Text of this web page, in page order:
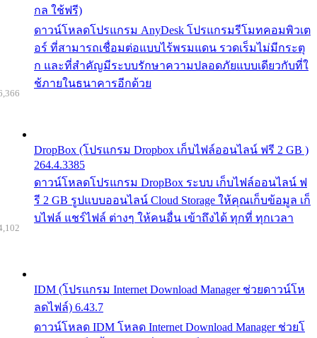
กล ใช้ฟรี)
ดาวน์โหลดโปรแกรม AnyDesk โปรแกรมรีโมทคอมพิวเต
อร์ ที่สามารถเชื่อมต่อแบบไร้พรมแดน รวดเร็มไม่มีกระตุ
ก และที่สำคัญมีระบบรักษาความปลอดภัยแบบเดียวกับที่ใ
ช้ภายในธนาคารอีกด้วย
DropBox (โปรแกรม Dropbox เก็บไฟล์ออนไลน์ ฟรี 2 GB )
264.4.3385
ดาวน์โหลดโปรแกรม DropBox ระบบ เก็บไฟล์ออนไลน์ ฟ
รี 2 GB รูปแบบออนไลน์ Cloud Storage ให้คุณเก็บข้อมูล เก็
บไฟล์ แชร์ไฟล์ ต่างๆ ให้คนอื่น เข้าถึงได้ ทุกที่ ทุกเวลา
IDM (โปรแกรม Internet Download Manager ช่วยดาวน์โห
ลดไฟล์) 6.43.7
ดาวน์โหลด IDM โหลด Internet Download Manager ช่วยโ